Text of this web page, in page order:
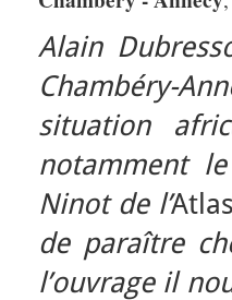
Alain
Chambéry-
situation
notamment
Ninot de l’
de paraître
l’ouvrage il